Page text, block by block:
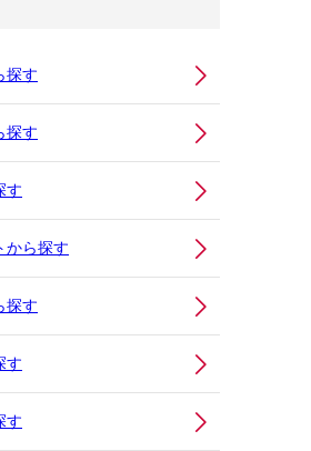
探す
探す
す
から探す
探す
す
す